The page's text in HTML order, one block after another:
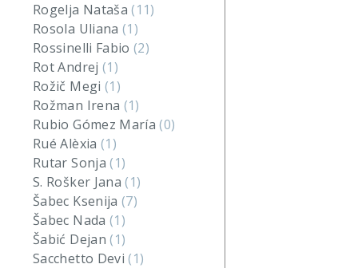
Rogelja Nataša(11)
Rosola Uliana(1)
Rossinelli Fabio(2)
Rot Andrej (1)
Rožič Megi (1)
Rožman Irena (1)
Rubio Gómez María(0)
Rué Alèxia (1)
Rutar Sonja(1)
S. Rošker Jana(1)
Šabec Ksenija(7)
Šabec Nada (1)
Šabić Dejan(1)
Sacchetto Devi(1)